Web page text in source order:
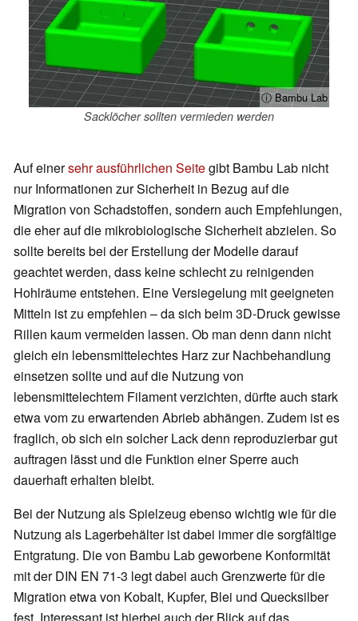
ⓘ Bambu Lab
Sacklöcher sollten vermieden werden
Auf einersehr ausführlichen Seitegibt Bambu Lab nicht
nur Informationen zur Sicherheit in Bezug auf die
Migration von Schadstoffen, sondern auch Empfehlungen,
die eher auf die mikrobiologische Sicherheit abzielen. So
sollte bereits bei der Erstellung der Modelle darauf
geachtet werden, dass keine schlecht zu reinigenden
Hohlräume entstehen. Eine Versiegelung mit geeigneten
Mitteln ist zu empfehlen – da sich beim 3D-Druck gewisse
Rillen kaum vermeiden lassen. Ob man denn dann nicht
gleich ein lebensmittelechtes Harz zur Nachbehandlung
einsetzen sollte und auf die Nutzung von
lebensmittelechtem Filament verzichten, dürfte auch stark
etwa vom zu erwartenden Abrieb abhängen. Zudem ist es
fraglich, ob sich ein solcher Lack denn reproduzierbar gut
auftragen lässt und die Funktion einer Sperre auch
dauerhaft erhalten bleibt.
Bei der Nutzung als Spielzeug ebenso wichtig wie für die
Nutzung als Lagerbehälter ist dabei immer die sorgfältige
Entgratung. Die von Bambu Lab geworbene Konformität
mit der DIN EN 71-3 legt dabei auch Grenzwerte für die
Migration etwa von Kobalt, Kupfer, Blei und Quecksilber